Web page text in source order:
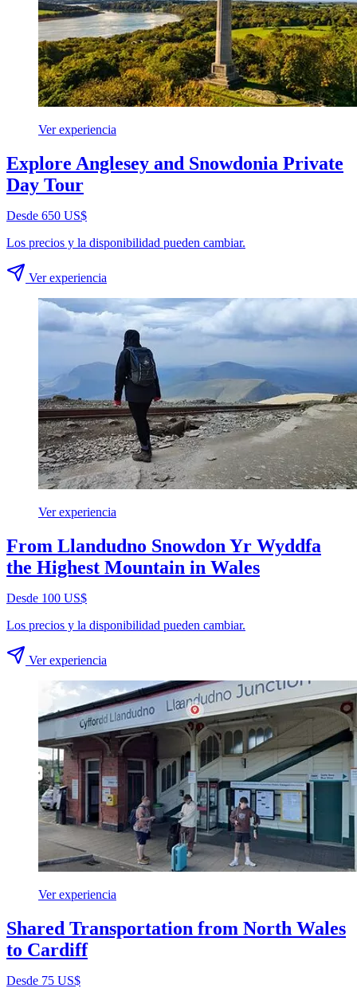
Ver experiencia
Explore Anglesey and Snowdonia Private
Day Tour
Desde 650 US$
Los precios y la disponibilidad pueden cambiar.
Ver experiencia
Ver experiencia
From Llandudno Snowdon Yr Wyddfa
the Highest Mountain in Wales
Desde 100 US$
Los precios y la disponibilidad pueden cambiar.
Ver experiencia
Ver experiencia
Shared Transportation from North Wales
to Cardiff
Desde 75 US$